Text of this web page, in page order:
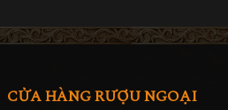
CỬA HÀNG RƯỢU NGOẠI